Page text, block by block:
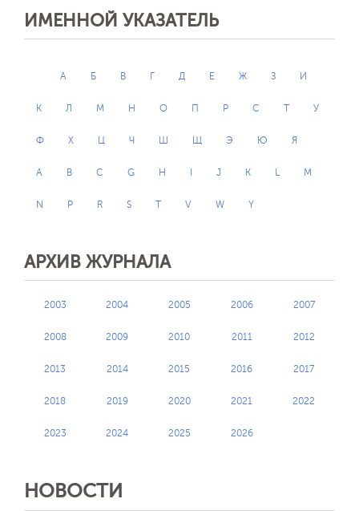
ИМЕННОЙ УКАЗАТЕЛЬ
А Б В Г Д Е Ж З И
К Л М Н О П Р С Т У
Ф Х Ц Ч Ш Щ Э Ю Я
A B C G H J K L M
N P R S T V W Y
АРХИВ ЖУРНАЛА
2003 2004 2005 2006 2007
2008 2009 2010 2011 2012
2013 2014 2015 2016 2017
2018 2019 2020 2021 2022
2023 2024 2025 2026
НОВОСТИ